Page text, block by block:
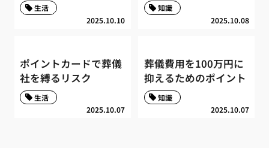
2025.10.10
生活
2025.10.08
知識
ポイントカードで葬儀
社を縛るリスク
2025.10.07
生活
葬儀費用を100万円に
抑えるためのポイント
2025.10.07
知識